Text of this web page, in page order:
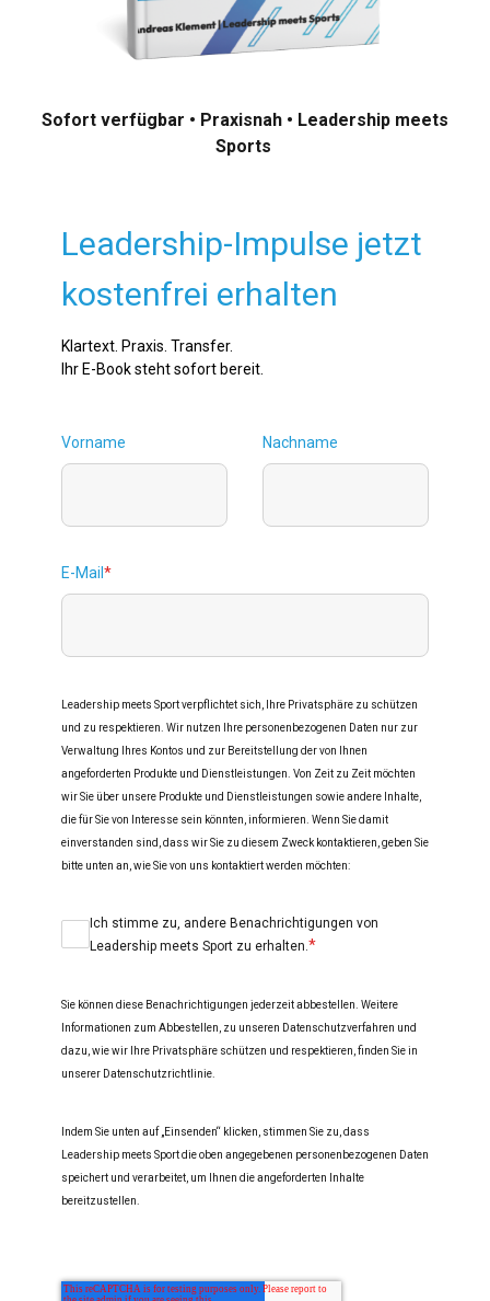
Sofort verfügbar • Praxisnah • Leadership meets
Sports
Leadership-Impulse jetzt
kostenfrei erhalten
Klartext. Praxis. Transfer.
Ihr E-Book steht sofort bereit.
Vorname Nachname
E-Mail *
Leadership meets Sport verpflichtet sich, Ihre Privatsphäre zu schützen
und zu respektieren. Wir nutzen Ihre personenbezogenen Daten nur zur
Verwaltung Ihres Kontos und zur Bereitstellung der von Ihnen
angeforderten Produkte und Dienstleistungen. Von Zeit zu Zeit möchten
wir Sie über unsere Produkte und Dienstleistungen sowie andere Inhalte,
die für Sie von Interesse sein könnten, informieren. Wenn Sie damit
einverstanden sind, dass wir Sie zu diesem Zweck kontaktieren, geben Sie
bitte unten an, wie Sie von uns kontaktiert werden möchten:
Ich stimme zu, andere Benachrichtigungen von
Leadership meets Sport zu erhalten. *
Sie können diese Benachrichtigungen jederzeit abbestellen. Weitere
Informationen zum Abbestellen, zu unseren Datenschutzverfahren und
dazu, wie wir Ihre Privatsphäre schützen und respektieren, finden Sie in
unserer Datenschutzrichtlinie.
Indem Sie unten auf „Einsenden“ klicken, stimmen Sie zu, dass
Leadership meets Sport die oben angegebenen personenbezogenen Daten
speichert und verarbeitet, um Ihnen die angeforderten Inhalte
bereitzustellen.